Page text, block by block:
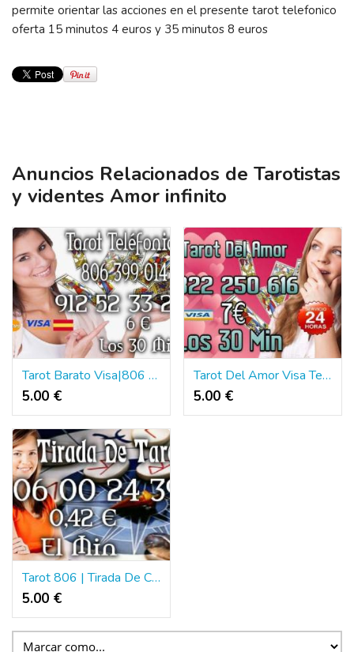
permite orientar las acciones en el presente tarot telefonico
oferta 15 minutos 4 euros y 35 minutos 8 euros
Anuncios Relacionados de Tarotistas
y videntes Amor infinito
Tarot Barato Visa|806 Tarot|6 € los 30 Min
5.00 €
Tarot Del Amor Visa Telefónico | 806 Tarot
5.00 €
Tarot 806 | Tirada De Cartas Del Tarot
5.00 €